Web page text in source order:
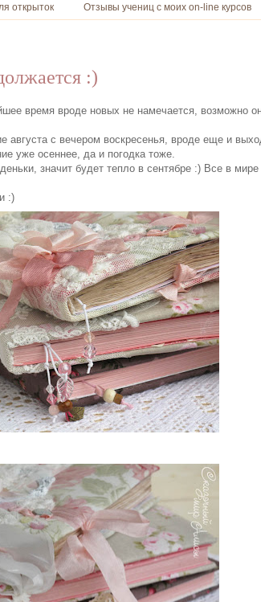
открыток Отзывы учениц с моих on-line курсов
:)
время вроде новых не намечается, возможно
августа с вечером воскресенья, вроде еще и
уже осеннее, да и погодка тоже.
значит будет тепло в сентябре :) Все в
:)